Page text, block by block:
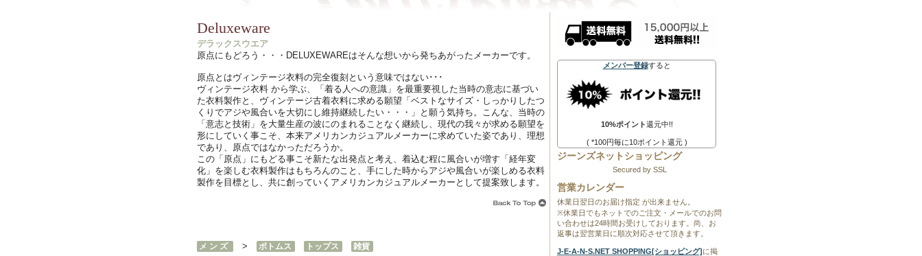
メンバー登録すると
10%ポイント還元中!!
( *100円毎に10ポイント還元 )
ジーンズネットショッピング
Secured by SSL
営業カレンダー
休業日翌日のお届け指定 が出来ません。
※休業日でもネットでのご注文・メールでのお問
い合わせは24時間お受けしております。尚、お
返事は翌営業日に順次対応させて頂きます。
J-E-A-N-S.NET SHOPPING[ショッピング]に掲
Deluxeware
デラックスウエア
原点にもどろう・・・DELUXEWAREはそんな想いから発ちあがったメーカーです。
原点とはヴィンテージ衣料の完全復刻という意味ではない･･･
ヴィンテージ衣料 から学ぶ、「着る人への意識」を最重要視した当時の意志に基づい
た衣料製作と、ヴィンテージ古着衣料に求める願望「ベストなサイズ・しっかりしたつ
くりでアジや風合いを大切にし維持継続したい・・・」と願う気持ち。こんな、当時の
「意志と技術」を大量生産の波にのまれることなく継続し、現代の我々が求める願望を
形にしていく事こそ、本来アメリカンカジュアルメーカーに求めていた姿であり、理想
であり、原点ではなかっただろうか。
この「原点」にもどる事こそ新たな出発点と考え、着込む程に風合いが増す「経年変
化」を楽しむ衣料製作はもちろんのこと、手にした時からアジや風合いが楽しめる衣料
製作を目標とし、共に創っていくアメリカンカジュアルメーカーとして提案致します。
メ ン ズ > ボトムス トップス
雑貨